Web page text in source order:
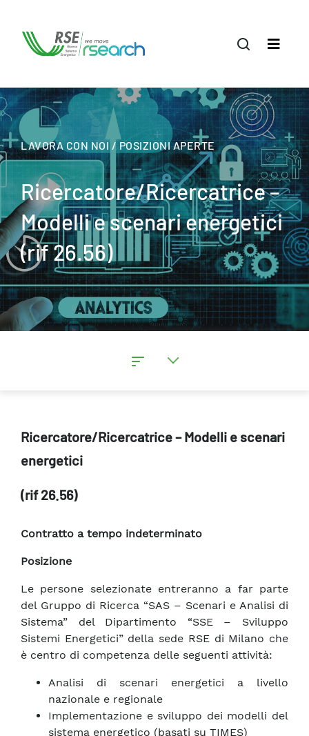
LAVORA CON NOI / POSIZIONI APERTE
Ricercatore/Ricercatrice –
Modelli e scenari energetici
(rif 26.56)
Ricercatore/Ricercatrice – Modelli e scenari
energetici
(rif 26.56)
Contratto a tempo indeterminato
Posizione
Le persone selezionate entreranno a far parte
del Gruppo di Ricerca “SAS – Scenari e Analisi di
Sistema” del Dipartimento “SSE – Sviluppo
Sistemi Energetici” della sede RSE di Milano che
è centro di competenza delle seguenti attività:
Analisi di scenari energetici a livello
nazionale e regionale
Implementazione e sviluppo dei modelli del
sistema energetico (basati su TIMES)